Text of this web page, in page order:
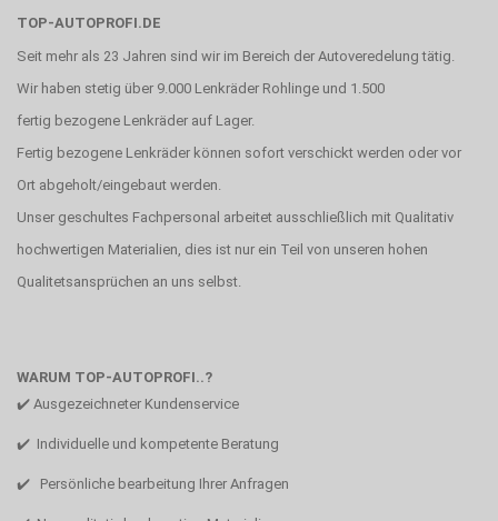
TOP-AUTOPROFI.DE
Seit mehr als 23 Jahren sind wir im Bereich der Autoveredelung tätig.
Wir haben stetig über 9.000 Lenkräder Rohlinge und 1.500
fertig bezogene Lenkräder auf Lager.
Fertig bezogene Lenkräder können sofort verschickt werden oder vor
Ort abgeholt/eingebaut werden.
Unser geschultes Fachpersonal arbeitet ausschließlich mit Qualitativ
hochwertigen Materialien, dies ist nur ein Teil von unseren hohen
Qualitetsansprüchen an uns selbst.
WARUM TOP-AUTOPROFI..?
✔️ Ausgezeichneter Kundenservice
✔️ Individuelle und kompetente Beratung
✔️ Persönliche bearbeitung Ihrer Anfragen